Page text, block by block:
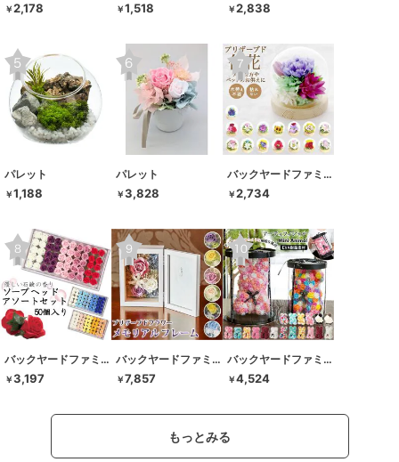
￥2,178 ￥1,518 ￥2,838
パレット
￥1,188
パレット
￥3,828
バックヤードファミリー
￥2,734
バックヤードファミリー
￥3,197
バックヤードファミリー
￥7,857
バックヤードファミリー
￥4,524
もっとみる